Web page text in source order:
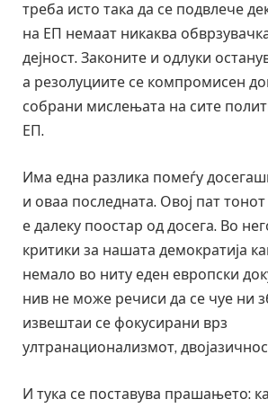
треба исто така да се подвлече
на ЕП немаат никаква
дејност. Законите и одлуки
а резолуциите се компромисен
собрани мислењата на сите
ЕП.
Има една разлика помеѓу
и оваа последната. Овој пат
е далеку поостар од досега. Во
критики за нашата демократија
немало во ниту еден европски
нив не може речиси да се чуе ни
извештаи се фокусирани врз
ултранационализмот,
И тука се поставува прашањето: